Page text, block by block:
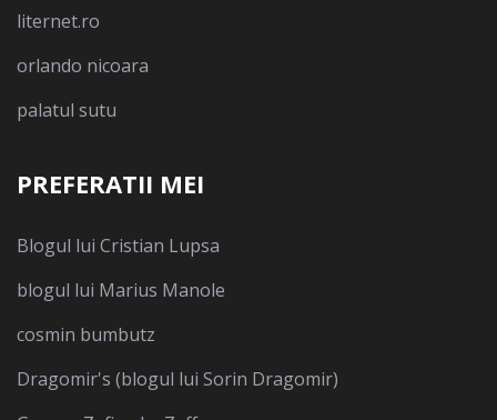
liternet.ro
orlando nicoara
palatul sutu
PREFERATII MEI
Blogul lui Cristian Lupsa
blogul lui Marius Manole
cosmin bumbutz
Dragomir's (blogul lui Sorin Dragomir)